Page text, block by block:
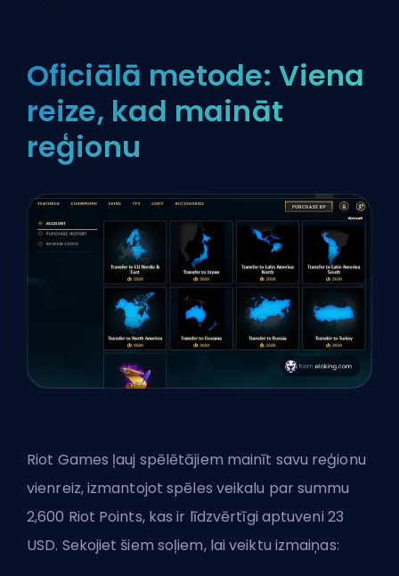
Oficiālā metode: Viena
reize, kad maināt
reģionu
Riot Games ļauj spēlētājiem mainīt savu reģionu
vienreiz, izmantojot spēles veikalu par summu
2,600 Riot Points, kas ir līdzvērtīgi aptuveni 23
USD. Sekojiet šiem soļiem, lai veiktu izmaiņas: